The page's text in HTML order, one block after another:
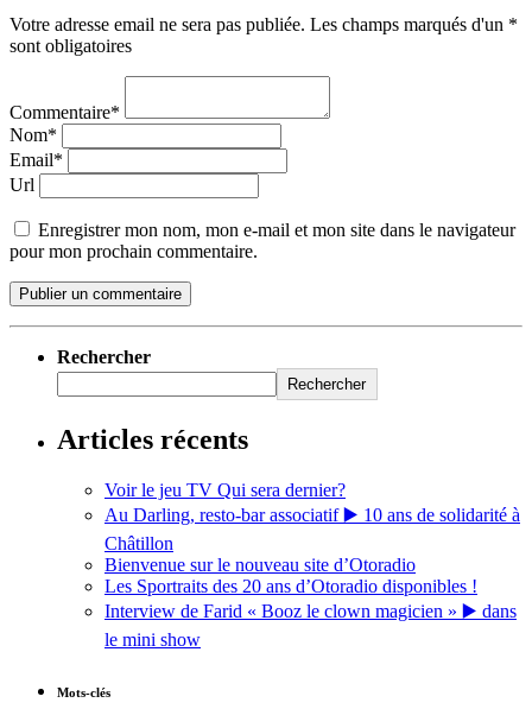
Votre adresse email ne sera pas publiée. Les champs marqués d'un *
sont obligatoires
Commentaire*
Nom*
Email*
Url
Enregistrer mon nom, mon e-mail et mon site dans le navigateur
pour mon prochain commentaire.
Rechercher
Rechercher
Articles récents
Voir le jeu TV Qui sera dernier?
Au Darling, resto-bar associatif ▶️ 10 ans de solidarité à
Châtillon
Bienvenue sur le nouveau site d’Otoradio
Les Sportraits des 20 ans d’Otoradio disponibles !
Interview de Farid « Booz le clown magicien » ▶️ dans
le mini show
Mots-clés